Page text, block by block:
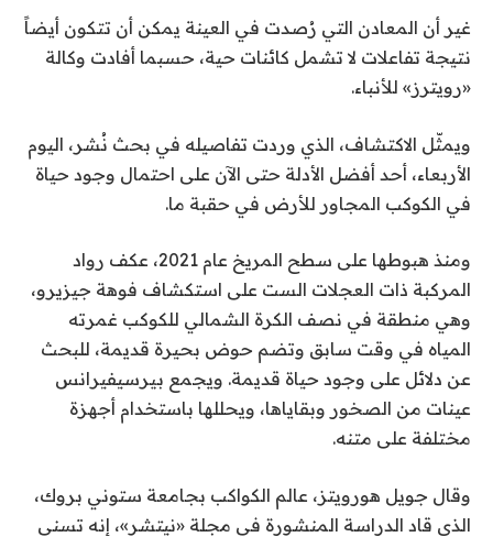
غير أن المعادن التي رُصدت في العينة يمكن أن تتكون أيضاً
نتيجة تفاعلات لا تشمل كائنات حية، حسبما أفادت وكالة
«رويترز» للأنباء.
ويمثّل الاكتشاف، الذي وردت تفاصيله في بحث نُشر، اليوم
الأربعاء، أحد أفضل الأدلة حتى الآن على احتمال وجود حياة
في الكوكب المجاور للأرض في حقبة ما.
ومنذ هبوطها على سطح المريخ عام 2021، عكف رواد
المركبة ذات العجلات الست على استكشاف فوهة جيزيرو،
وهي منطقة في نصف الكرة الشمالي للكوكب غمرته
المياه في وقت سابق وتضم حوض بحيرة قديمة، للبحث
عن دلائل على وجود حياة قديمة. ويجمع بيرسيفيرانس
عينات من الصخور وبقاياها، ويحللها باستخدام أجهزة
مختلفة على متنه.
وقال جويل هورويتز، عالم الكواكب بجامعة ستوني بروك،
الذي قاد الدراسة المنشورة في مجلة «نيتشر»، إنه تسنى